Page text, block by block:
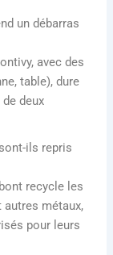
un débarras
avec des
table), dure
deux
ils repris
recycle les
métaux,
pour leurs